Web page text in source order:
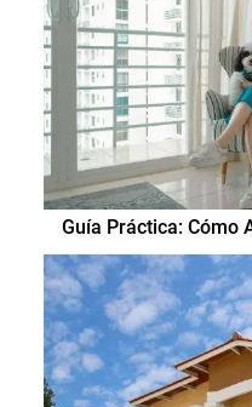
Guía Práctica: Cómo